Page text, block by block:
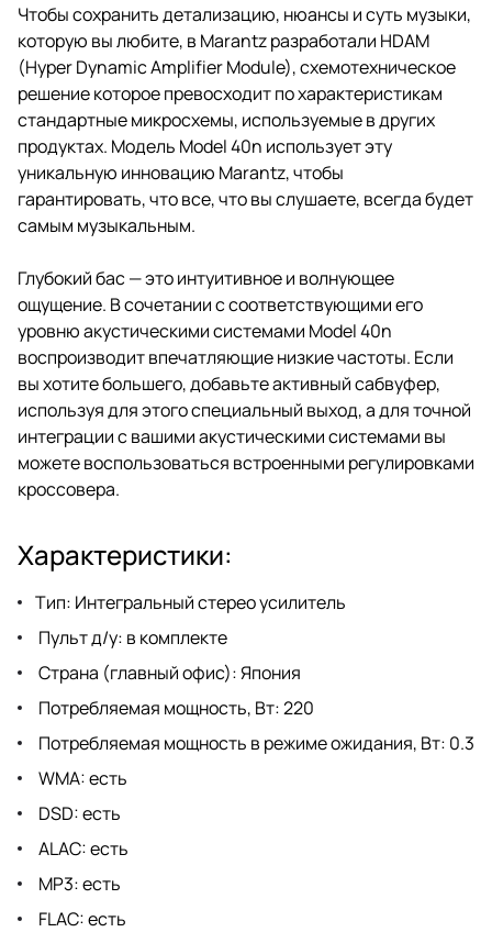
Чтобы сохранить детализацию, нюансы и суть музыки,
которую вы любите, в Marantz разработали HDAM
(Hyper Dynamic Amplifier Module), схемотехническое
решение которое превосходит по характеристикам
стандартные микросхемы, используемые в других
продуктах. Модель Model 40n использует эту
уникальную инновацию Marantz, чтобы
гарантировать, что все, что вы слушаете, всегда будет
самым музыкальным.
Глубокий бас — это интуитивное и волнующее
ощущение. В сочетании с соответствующими его
уровню акустическими системами Model 40n
воспроизводит впечатляющие низкие частоты. Если
вы хотите большего, добавьте активный сабвуфер,
используя для этого специальный выход, а для точной
интеграции с вашими акустическими системами вы
можете воспользоваться встроенными регулировками
кроссовера.
Характеристики:
Тип: Интегральный стерео усилитель
Пульт д/у: в комплекте
Страна (главный офис): Япония
Потребляемая мощность, Вт: 220
Потребляемая мощность в режиме ожидания, Вт: 0.3
WMA: есть
DSD: есть
ALAC: есть
MP3: есть
FLAC: есть